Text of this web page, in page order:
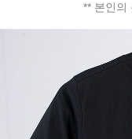
** 본인의